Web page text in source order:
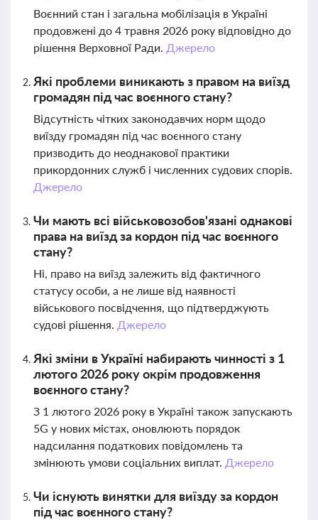
Воєнний стан і загальна мобілізація в Україні
продовжені до 4 травня 2026 року відповідно до
рішення Верховної Ради. Джерело
Які проблеми виникають з правом на виїзд
громадян під час воєнного стану?
Відсутність чітких законодавчих норм щодо
виїзду громадян під час воєнного стану
призводить до неоднакової практики
прикордонних служб і численних судових спорів.
Джерело
Чи мають всі військовозобов'язані однакові
права на виїзд за кордон під час воєнного
стану?
Ні, право на виїзд залежить від фактичного
статусу особи, а не лише від наявності
військового посвідчення, що підтверджують
судові рішення. Джерело
Які зміни в Україні набирають чинності з 1
лютого 2026 року окрім продовження
воєнного стану?
З 1 лютого 2026 року в Україні також запускають
5G у нових містах, оновлюють порядок
надсилання податкових повідомлень та
змінюють умови соціальних виплат. Джерело
Чи існують винятки для виїзду за кордон
під час воєнного стану?